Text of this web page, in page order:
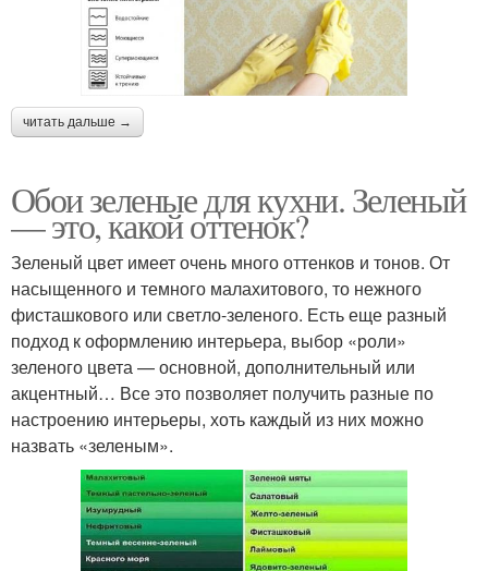
читать дальше →
Обои зеленые для кухни. Зеленый
— это, какой оттенок?
Зеленый цвет имеет очень много оттенков и тонов. От
насыщенного и темного малахитового, то нежного
фисташкового или светло-зеленого. Есть еще разный
подход к оформлению интерьера, выбор «роли»
зеленого цвета — основной, дополнительный или
акцентный… Все это позволяет получить разные по
настроению интерьеры, хоть каждый из них можно
назвать «зеленым».